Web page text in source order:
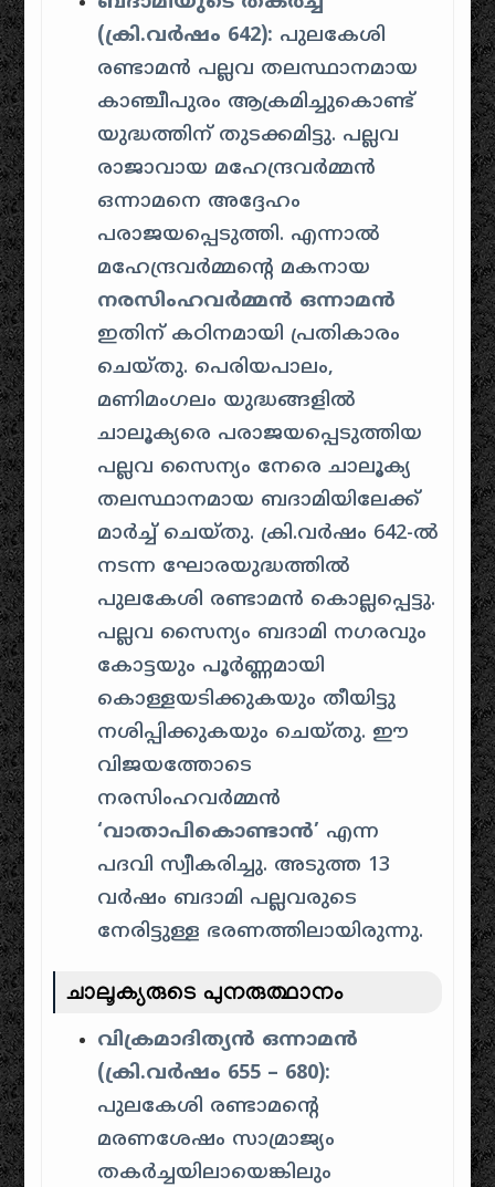
(ക്രി.വർഷം 642): പുലകേശി
രണ്ടാമൻ പല്ലവ തലസ്ഥാനമായ
കാഞ്ചീപുരം ആക്രമിച്ചുകൊണ്ട്
യുദ്ധത്തിന് തുടക്കമിട്ടു. പല്ലവ
രാജാവായ മഹേന്ദ്രവർമ്മൻ
ഒന്നാമനെ അദ്ദേഹം
പരാജയപ്പെടുത്തി. എന്നാൽ
മഹേന്ദ്രവർമ്മന്റെ മകനായ
നരസിംഹവർമ്മൻ ഒന്നാമൻ
ഇതിന് കഠിനമായി പ്രതികാരം
ചെയ്തു. പെരിയപാലം,
മണിമംഗലം യുദ്ധങ്ങളിൽ
ചാലൂക്യരെ പരാജയപ്പെടുത്തിയ
പല്ലവ സൈന്യം നേരെ ചാലൂക്യ
തലസ്ഥാനമായ ബദാമിയിലേക്ക്
മാർച്ച് ചെയ്തു. ക്രി.വർഷം 642-ൽ
നടന്ന ഘോരയുദ്ധത്തിൽ
പുലകേശി രണ്ടാമൻ കൊല്ലപ്പെട്ടു.
പല്ലവ സൈന്യം ബദാമി നഗരവും
കോട്ടയും പൂർണ്ണമായി
കൊള്ളയടിക്കുകയും തീയിട്ടു
നശിപ്പിക്കുകയും ചെയ്തു. ഈ
വിജയത്തോടെ
നരസിംഹവർമ്മൻ
‘വാതാപികൊണ്ടാൻ’ എന്ന
പദവി സ്വീകരിച്ചു. അടുത്ത 13
വർഷം ബദാമി പല്ലവരുടെ
നേരിട്ടുള്ള ഭരണത്തിലായിരുന്നു.
ചാലൂക്യരുടെ പുനരുത്ഥാനം
വിക്രമാദിത്യൻ ഒന്നാമൻ
(ക്രി.വർഷം 655 – 680):
പുലകേശി രണ്ടാമന്റെ
മരണശേഷം സാമ്രാജ്യം
തകർച്ചയിലായെങ്കിലും